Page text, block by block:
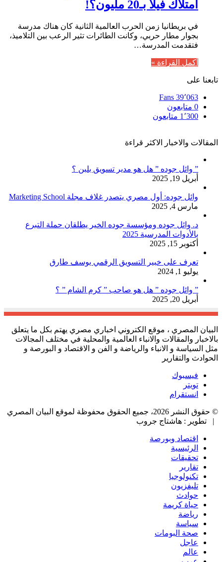
امتلاك فيلا بـ20 مليون؟!
في بريطانيا زمن الحرب العالمية الثانية كان هناك مدرسة
بجوار مطار حربي، وكانت الطائرات تثير الرعب بين التلاميذ،
فتقدمت المدرسة…
أكمل القراءة »
تابعنا على
39٬063 Fans
0 متابعون
1٬300 متابعون
المقالات والاخبار الاكثر قراءة
” وائل جوده ” هل هو مدير تسويق بلبن ؟
أبريل 19, 2025
وائل جوده: أول مصري يتصدر غلاف مجلة Marketing School
مارس 4, 2025
د. وائل جوده ومؤسسة جوده الخير يطلقان حملة التبرع
بالأدوات المدرسية 2025
أكتوبر 15, 2025
تعرف على خبير التسويق الرقمي يوسف طارق
يوليو 1, 2024
” وائل جوده ” هل هو صاحب ” كرم الشام ” ؟
أبريل 20, 2025
البيان المصري ، موقع الكتروني اخباري مصري يهتم بكل ما يتعلق
بالاخبار والمقالات والانباء العالمية والمحلية في مختلف المجالات
مثل السياسة و الانباء والرياضة و الفن و الاقتصاد و البورصة و
الحوادث والتقارير
فيسبوك
تويتر
انستقرام
© حقوق النشر 2026، جميع الحقوق محفوظة لموقع البيان المصري
| تطوير : هاشتاج جروب
اقتصاد وبورصة
الرئيسية
تحقيقات
تقارير
تكنولوجيا
تليفزيون
حوادث
حياة كريمة
رياضة
سياسة
صحة البومات
عاجل
عالم